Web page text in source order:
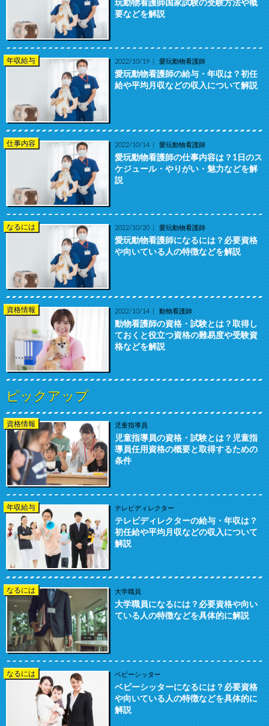
玩動物看護師国家試験の受験方法や概
要などを解説
年収給与 2022/10/19 愛玩動物看護師
愛玩動物看護師の給与・年収は？初任
給や平均月収などの収入について解説
仕事内容 2022/10/14 愛玩動物看護師
愛玩動物看護師の仕事内容は？1日のス
ケジュール・やりがい・魅力などを解
説
なるには 2022/10/20 愛玩動物看護師
愛玩動物看護師になるには？必要資格
や向いている人の特徴などを解説
資格情報 2022/10/14 動物看護師
動物看護師の資格・試験とは？取得し
ておくと役立つ資格の難易度や受験資
格などを解説
ピックアップ
資格情報 児童指導員
児童指導員の資格・試験とは？児童指
導員任用資格の概要と取得するための
条件
年収給与 テレビディレクター
テレビディレクターの給与・年収は？
初任給や平均月収などの収入について
解説
なるには 大学職員
大学職員になるには？必要資格や向い
ている人の特徴などを具体的に解説
なるには ベビーシッター
ベビーシッターになるには？必要資格
や向いている人の特徴などを具体的に
解説